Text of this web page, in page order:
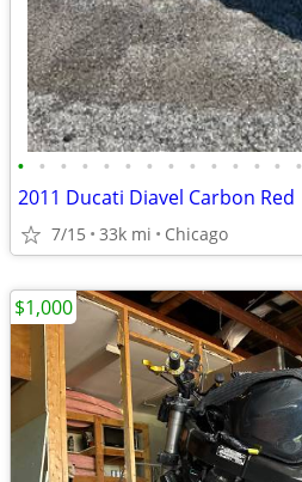
• • • • • • • • • • • • • •
2011 Ducati Diavel Carbon Red
7/15 33k mi Chicago
$1,000